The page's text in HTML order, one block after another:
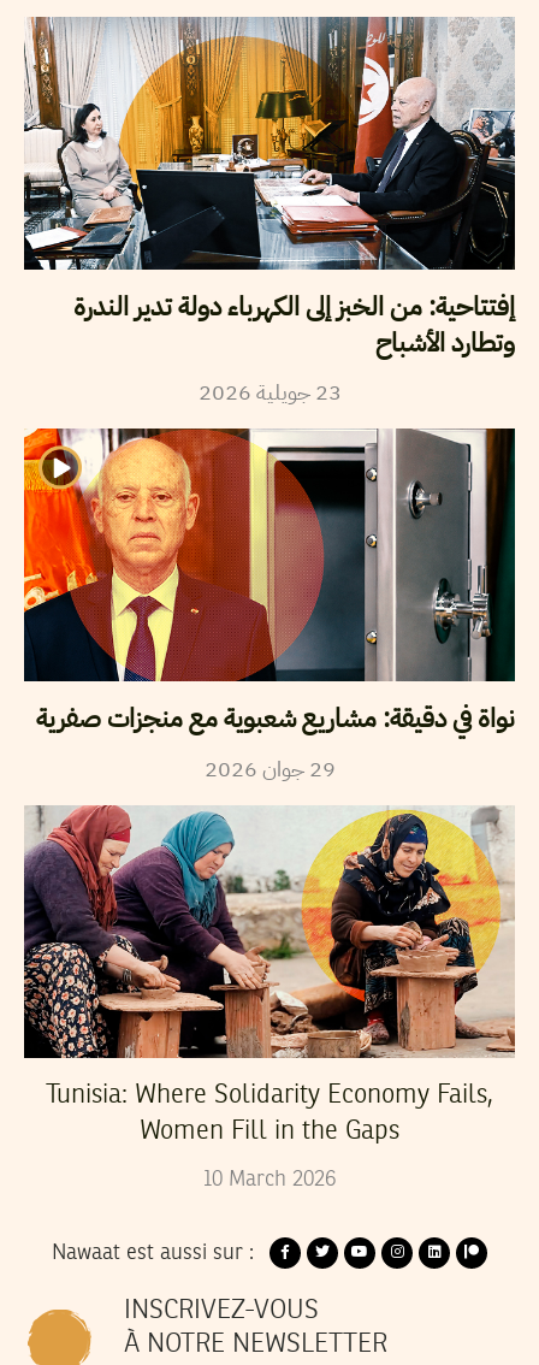
إفتتاحية: من الخبز إلى الكهرباء دولة تدير الندرة
وتطارد الأشباح
23 جويلية2026
نواة في دقيقة: مشاريع شعبوية مع منجزات صفرية
29 جوان2026
Tunisia: Where Solidarity Economy Fails,
Women Fill in the Gaps
10 March 2026
Nawaat est aussi sur :
INSCRIVEZ-VOUS
À NOTRE NEWSLETTER